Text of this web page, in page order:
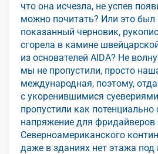
что она исчезла, не успев
можно почитать? Или это был
показанный черновик,
сгорела в камине
из основателей AIDA? Не
мы не пропустили, просто
международная, поэтому,
с укоренившимися
пропустили как
напряжение для фридайверов
Северноамериканского
даже в зданиях нет этажа под